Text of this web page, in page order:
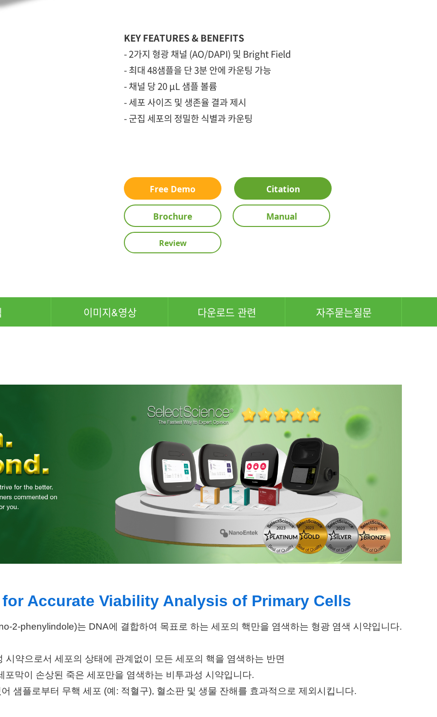
KEY FEATURES & BENEFITS
-2가지 형광 채널 (AO/DAPI) 및 Bright Field
-최대 48샘플을 단 3분 안에 카운팅 가능
-채널 당 20 μL 샘플 볼륨
-세포 사이즈 및 생존율 결과 제시
-군집 세포의 정밀한 식별과 카운팅
Free Demo Citation
Brochure Manual
Review
이미지&영상 다운로드 관련 자주묻는질문
Accurate Viability Analysis of Primary Cells
2-phenylindole)는 DNA에 결합하여 목표로 하는 세포의 핵만을 염색하는 형광 염색 시약입니다.
시약으로서 세포의 상태에 관계없이 모든 세포의 핵을 염색하는 반면
포막이 손상된 죽은 세포만을 염색하는 비투과성 시약입니다.
샘플로부터 무핵 세포 (예: 적혈구), 혈소판 및 생물 잔해를 효과적으로 제외시킵니다.